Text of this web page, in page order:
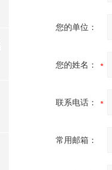
您的单位：
您的姓名：
联系电话：
常用邮箱：